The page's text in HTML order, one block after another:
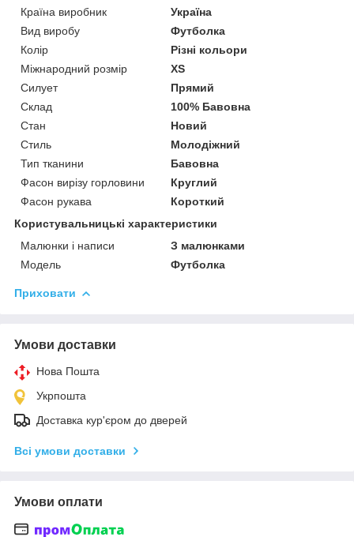
Країна виробник
Україна
Вид виробу
Футболка
Колір
Різні кольори
Міжнародний розмір
XS
Силует
Прямий
Склад
100% Бавовна
Стан
Новий
Стиль
Молодіжний
Тип тканини
Бавовна
Фасон вирізу горловини
Круглий
Фасон рукава
Короткий
Користувальницькі характеристики
Малюнки і написи
З малюнками
Модель
Футболка
Приховати
Умови доставки
Нова Пошта
Укрпошта
Доставка кур'єром до дверей
Всі умови доставки
Умови оплати